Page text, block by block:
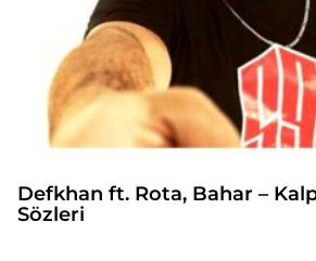
Defkhan ft. Rota, Bahar –
Sözleri